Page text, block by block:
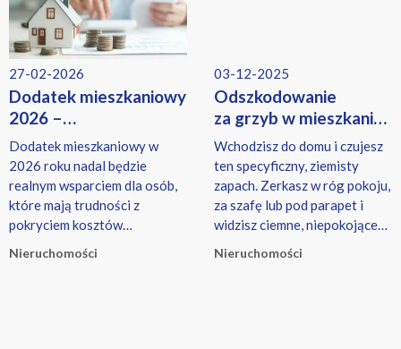
27-02-2026
Dodatek mieszkaniowy
2026 –
komu przysługuje, ile
wynosi i jak złożyć
wniosek?
Dodatek mieszkaniowy w
2026 roku nadal będzie
realnym wsparciem dla osób,
które mają trudności z
pokryciem kosztów
Nieruchomości
03-12-2025
Odszkodowanie
za grzyb w mieszkaniu
– poradnik
Wchodzisz do domu i czujesz
ten specyficzny, ziemisty
zapach. Zerkasz w róg pokoju,
za szafę lub pod parapet i
widzisz ciemne, niepokojące
Nieruchomości